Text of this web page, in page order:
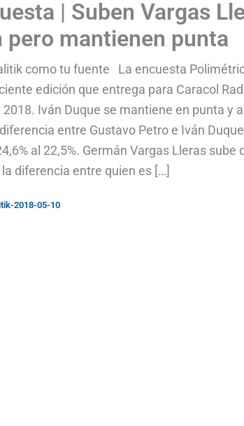
| Suben Vargas
pero mantienen punta
como tu fuente La encuesta
edición que entrega para Caracol
Iván Duque se mantiene en punta y
entre Gustavo Petro e Iván
al 22,5%. Germán Vargas Lleras sube
diferencia entre quien es […]
-2018-05-10